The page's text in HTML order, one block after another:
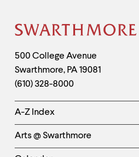
Site
Footer
Contact
Information
500 College Avenue
Swarthmore, PA19081
(610) 328-8000
Helpful
Links
-
A-Z Index
Arts @ Swarthmore